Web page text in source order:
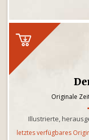
Originale
Illustrierte,
letztes verfügbares